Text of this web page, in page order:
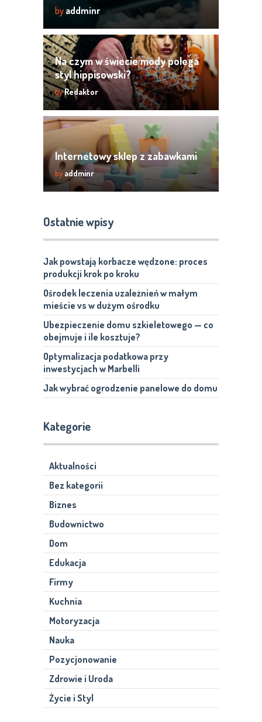
by addminr
Na czym w świecie mody polega
styl hippisowski?
byRedaktor
Internetowy sklep z zabawkami
by addminr
Ostatnie wpisy
Jak powstają korbacze wędzone: proces
produkcji krok po kroku
Ośrodek leczenia uzależnień w małym
mieście vs w dużym ośrodku
Ubezpieczenie domu szkieletowego — co
obejmuje i ile kosztuje?
Optymalizacja podatkowa przy
inwestycjach w Marbelli
Jak wybrać ogrodzenie panelowe do domu
Kategorie
Aktualności
Bez kategorii
Biznes
Budownictwo
Dom
Edukacja
Firmy
Kuchnia
Motoryzacja
Nauka
Pozycjonowanie
Zdrowie i Uroda
Życie i Styl